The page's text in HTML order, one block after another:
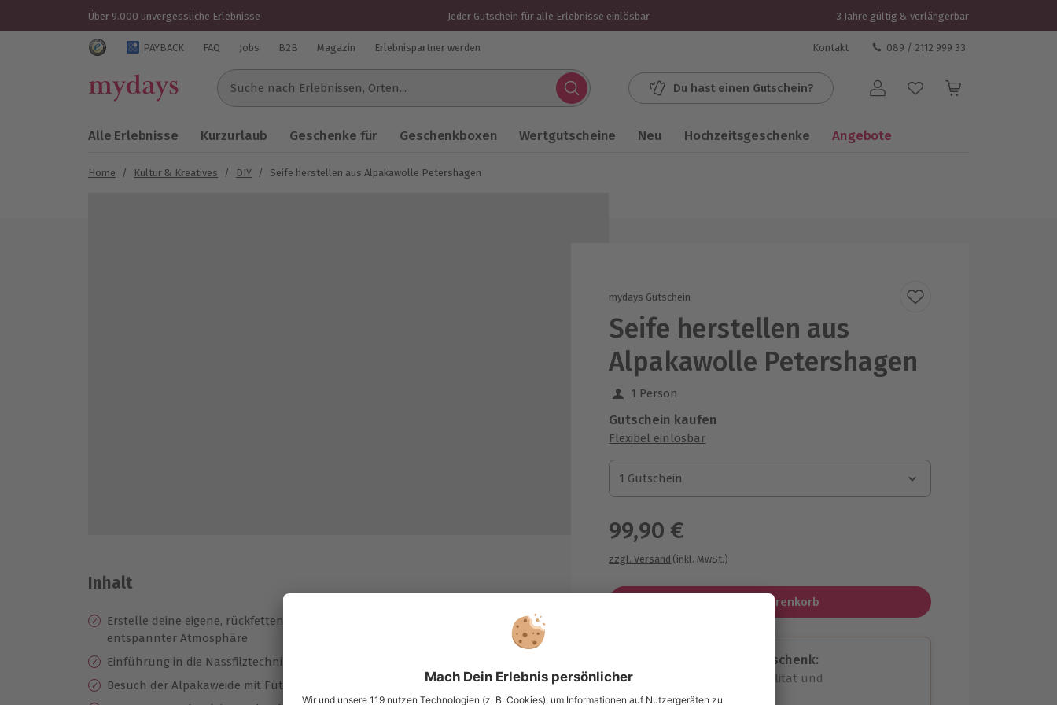
Über 9.000 unvergessliche Erlebnisse Jeder Gutschein für alle Erlebnisse einlösbar 3 Jahre gültig & verlängerbar
Trustedshops Bewertungen für mydays.de
PAYBACK FAQ Jobs B2B Magazin Erlebnispartner werden Kontakt 089 / 2112 999 33
Suche nach Erlebnissen...
Du hast einen Gutschein? Benutzerkonto
Alle Erlebnisse Kurzurlaub Geschenke für Geschenkboxen Wertgutscheine Neu Hochzeitsgeschenke Angebote
Home / Kultur & Kreatives / DIY / Seife herstellen aus Alpakawolle Petershagen
mydays Gutschein
Seife herstellen aus
Alpakawolle Petershagen
1 Person
Gutschein kaufen
Flexibel einlösbar
1 Gutschein
1 Gutschein
1 Gutschein
99,90 €
zzgl. Versand (inkl. MwSt.)
In den Warenkorb
Immer das passende Geschenk:
Große Auswahl, volle Flexibilität und
maximale Sicherheit
Inhalt
Erstelle deine eigene, rückfettende Seife aus natürlicher Alpakawolle in
entspannter Atmosphäre
Einführung in die Nassfilztechnik
Besuch der Alpakaweide mit Fütterung und zauberhaften Fotomöglichkeiten